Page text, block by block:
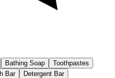
Bathing Soap
Toothpastes
Bar Detergent Bar